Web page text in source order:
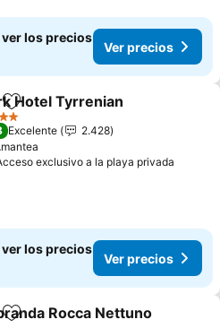
los precios
Ver precios
Añadir a favoritos
Hotel Tyrrenian
Excelente
2.428
exclusivo a la playa privada
los precios
Ver precios
Añadir a favoritos
Rocca Nettuno